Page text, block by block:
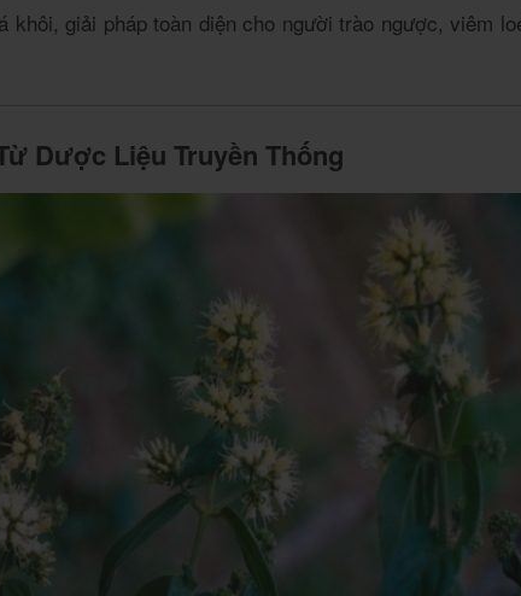
giải pháp toàn diện cho người trào ngược, viêm
Dược Liệu Truyền Thống